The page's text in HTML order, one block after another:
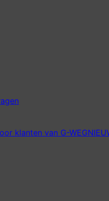
klanten van G-WEG